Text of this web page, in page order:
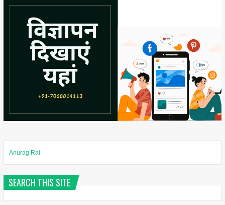
Anurag Rai
SEARCH THIS SITE